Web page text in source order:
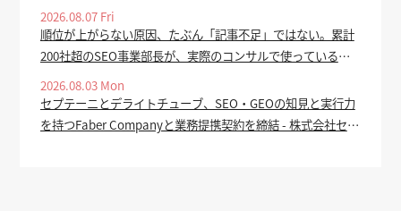
2026.08.07 Fri
順位が上がらない原因、たぶん「記事不足」ではない。累計
200社超のSEO事業部長が、実際のコンサルで使っている全
2026.08.03 Mon
セプテーニとデライトチューブ、SEO・GEOの知見と実行力
を持つFaber Companyと業務提携契約を締結 - 株式会社セプ